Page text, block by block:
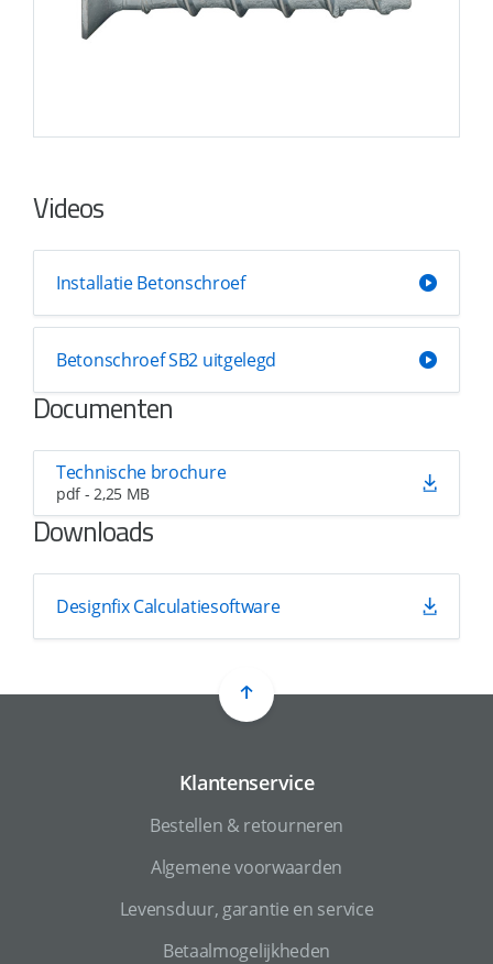
Videos
Installatie Betonschroef
Betonschroef SB2 uitgelegd
Documenten
Technische brochure
pdf - 2,25 MB
Downloads
Designfix Calculatiesoftware
Klantenservice
Bestellen & retourneren
Algemene voorwaarden
Levensduur, garantie en service
Betaalmogelijkheden